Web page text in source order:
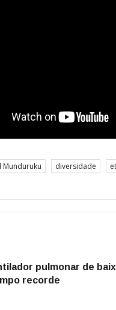
Munduruku diversidade
pulmonar de
recorde